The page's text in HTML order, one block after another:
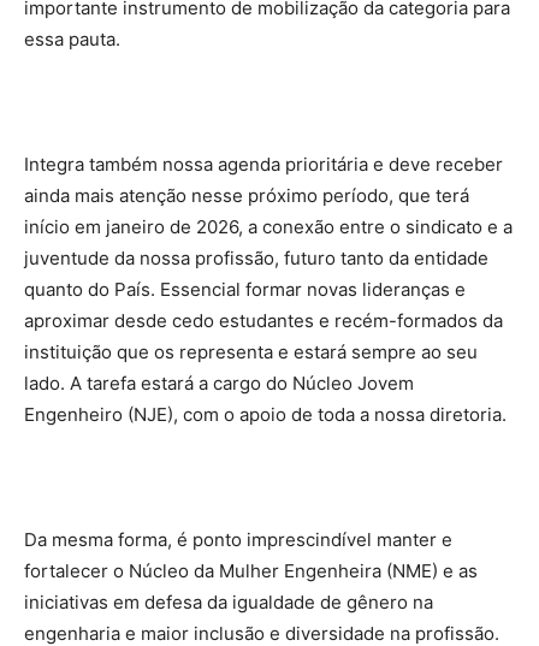
importante instrumento de mobilização da categoria para
essa pauta.
Integra também nossa agenda prioritária e deve receber
ainda mais atenção nesse próximo período, que terá
início em janeiro de 2026, a conexão entre o sindicato e a
juventude da nossa profissão, futuro tanto da entidade
quanto do País. Essencial formar novas lideranças e
aproximar desde cedo estudantes e recém-formados da
instituição que os representa e estará sempre ao seu
lado. A tarefa estará a cargo do Núcleo Jovem
Engenheiro (NJE), com o apoio de toda a nossa diretoria.
Da mesma forma, é ponto imprescindível manter e
fortalecer o Núcleo da Mulher Engenheira (NME) e as
iniciativas em defesa da igualdade de gênero na
engenharia e maior inclusão e diversidade na profissão.